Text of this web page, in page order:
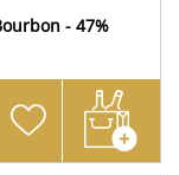
- 47%